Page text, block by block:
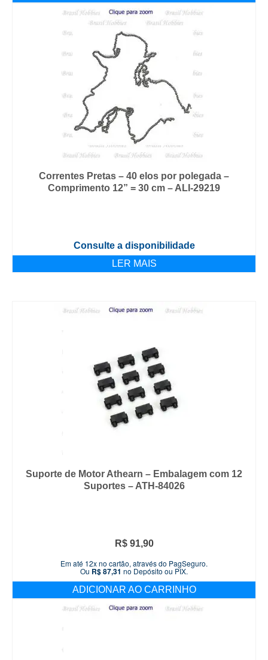
Correntes Pretas – 40 elos por polegada –
Comprimento 12” = 30 cm – ALI-29219
Consulte a disponibilidade
LER MAIS
Suporte de Motor Athearn – Embalagem com 12
Suportes – ATH-84026
R$91,90
Em até 12x no cartão, através do PagSeguro.
Ou R$87,31 no Depósito ou PIX.
ADICIONAR AO CARRINHO